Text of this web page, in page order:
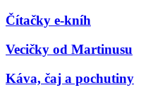
Čítačky e-kníh
Vecičky od Martinusu
Káva, čaj a pochutiny